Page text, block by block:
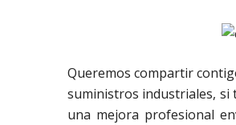
Queremos compartir
suministros industriales, si
una mejora profesional